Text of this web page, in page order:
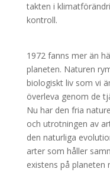
takten i
kontroll.
1972 fanns mer än
planeten. Naturen
biologiskt liv som vi
överleva genom de
Nu har den fria
och utrotningen av
den naturliga
arter som håller
existens på planeten